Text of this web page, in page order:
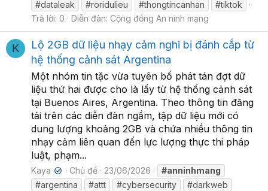
#dataleak #roridulieu #thongtincanhan
#tiktok
Trả lời: 0
Diễn đàn: Cộng đồng An ninh mạng
K
Lộ 2GB dữ liệu nhạy cảm nghi bị đánh cắp từ
hệ thống cảnh sát Argentina
Một nhóm tin tặc vừa tuyên bố phát tán đợt dữ
liệu thứ hai được cho là lấy từ hệ thống cảnh sát
tại Buenos Aires, Argentina. Theo thông tin đăng
tải trên các diễn đàn ngầm, tập dữ liệu mới có
dung lượng khoảng 2GB và chứa nhiều thông tin
nhạy cảm liên quan đến lực lượng thực thi pháp
luật, phạm...
Kaya ✔ Chủ đề 23/06/2026
#anninhmang
#argentina
#attt #cybersecurity
#darkweb